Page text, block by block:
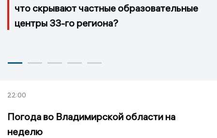
что скрывают частные образовательные
центры 33-го региона?
22:00
Погода во Владимирской области на
неделю